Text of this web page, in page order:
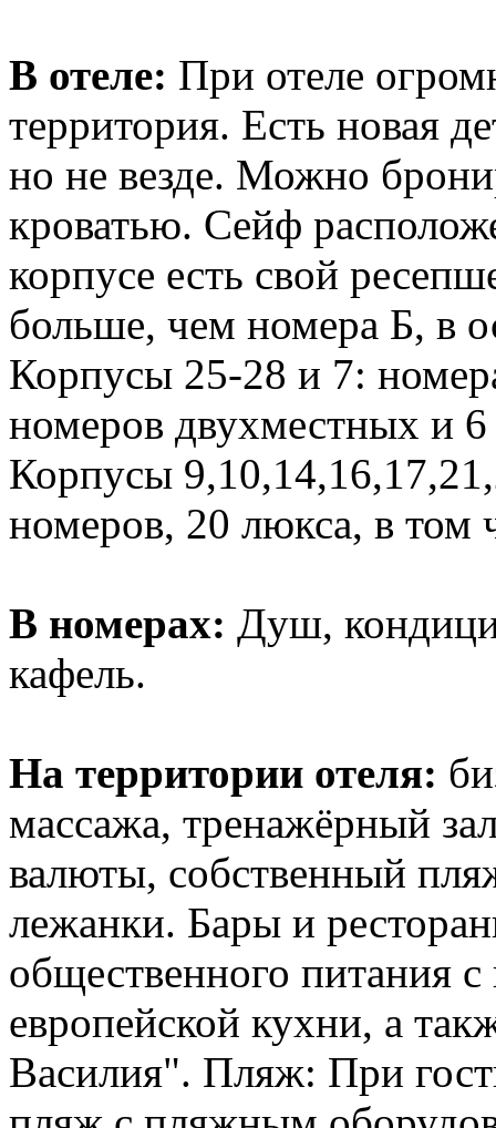
В отеле: При отеле
территория. Есть новая
но не везде. Можно
кроватью. Сейф
корпусе есть свой
больше, чем номера Б, в
Корпусы 25-28 и 7:
номеров двухместных и
Корпусы
номеров, 20 люкса, в том
В номерах: Душ,
кафель.
На территории отеля:
массажа, тренажёрный
валюты, собственный
лежанки. Бары и
общественного питания
европейской кухни, а
Василия". Пляж: При